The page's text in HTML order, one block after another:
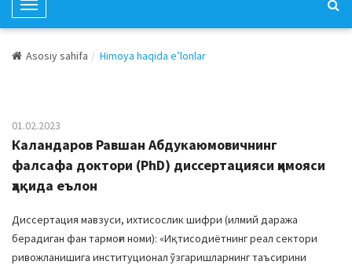
T
o
g
N
a
a
t
i
Asosiy sahifa Himoya haqida e’lonlar
01.02.2023
Каландаров Равшан Aбдукаюмовичнинг
фалсафа доктори (PhD) диссертацияси ҳимояси
ҳақида еълон
Диссертация мавзуси, ихтисослик шифри (илмий даража
берадиган фан тармоғи номи): «Иқтисодиётнинг реал сектори
ривожланишига институционал ўзгаришларнинг таъсирини